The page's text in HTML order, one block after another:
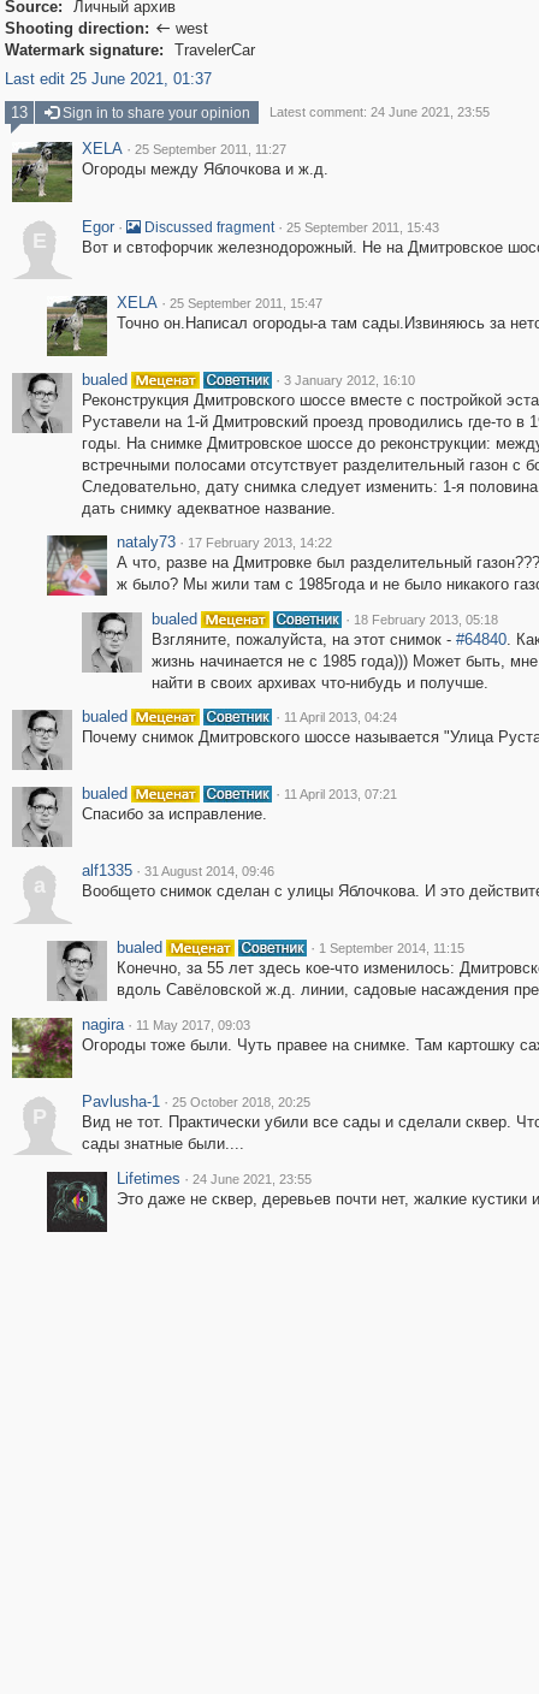
Source:
Личный архив
Shooting direction:  west
Watermark signature:
TravelerCar
Last edit 25 June 2021, 01:37
13
Sign in to share your opinion Latest comment: 24 June 2021, 23:55
XELA · 25 September 2011, 11:27
Огороды между Яблочкова и ж.д.
E
Egor · Discussed fragment · 25 September 2011, 15:43
Вот и свтофорчик железнодорожный. Не на Дмитровское
XELA · 25 September 2011, 15:47
Точно он.Написал огороды-а там сады.Извиняюсь за
bualed · 3 January 2012, 16:10
Реконструкция Дмитровского шоссе вместе с постройкой
Руставели на 1-й Дмитровский проезд проводились где-то в
годы. На снимке Дмитровское шоссе до реконструкции:
встречными полосами отсутствует разделительный газон с
Следовательно, дату снимка следует изменить: 1-я
дать снимку адекватное название.
nataly73 · 17 February 2013, 14:22
А что, разве на Дмитровке был разделительный
ж было? Мы жили там с 1985года и не было никакого
bualed
· 18 February 2013, 05:18
Взгляните, пожалуйста, на этот снимок - #64840.
жизнь начинается не с 1985 года))) Может быть,
найти в своих архивах что-нибудь и получше.
bualed
· 11 April 2013, 04:24
Почему снимок Дмитровского шоссе называется "Улица
bualed · 11 April 2013, 07:21
Спасибо за исправление.
a
alf1335 · 31 August 2014, 09:46
Вообщето снимок сделан с улицы Яблочкова. И это
bualed · 1 September 2014, 11:15
Конечно, за 55 лет здесь кое-что изменилось:
вдоль Савёловской ж.д. линии, садовые насаждения
nagira · 11 May 2017, 09:03
Огороды тоже были. Чуть правее на снимке. Там картошку
P
Pavlusha-1 · 25 October 2018, 20:25
Вид не тот. Практически убили все сады и сделали сквер.
сады знатные были....
Lifetimes · 24 June 2021, 23:55
Это даже не сквер, деревьев почти нет, жалкие